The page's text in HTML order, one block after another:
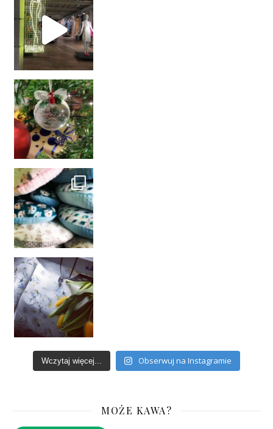
Wczytaj więcej... Obserwuj na Instagramie
MOŻE KAWA?